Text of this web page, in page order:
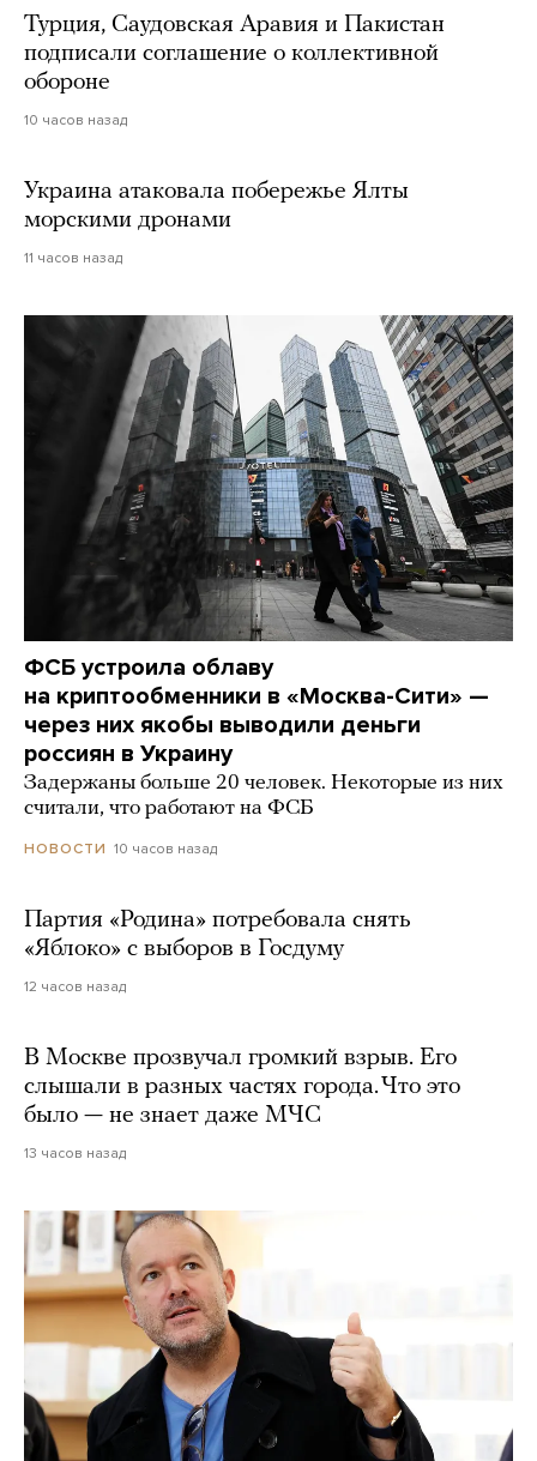
Турция, Саудовская Аравия и Пакистан
подписали соглашение о коллективной
обороне
10 часов назад
Украина атаковала побережье Ялты
морскими дронами
11 часов назад
ФСБ устроила облаву
на криптообменники в «Москва-Сити» —
через них якобы выводили деньги
россиян в Украину
Задержаны больше 20 человек. Некоторые из них
считали, что работают на ФСБ
НОВОСТИ 10 часов назад
Партия «Родина» потребовала снять
«Яблоко» с выборов в Госдуму
12 часов назад
В Москве прозвучал громкий взрыв. Его
слышали в разных частях города. Что это
было — не знает даже МЧС
13 часов назад